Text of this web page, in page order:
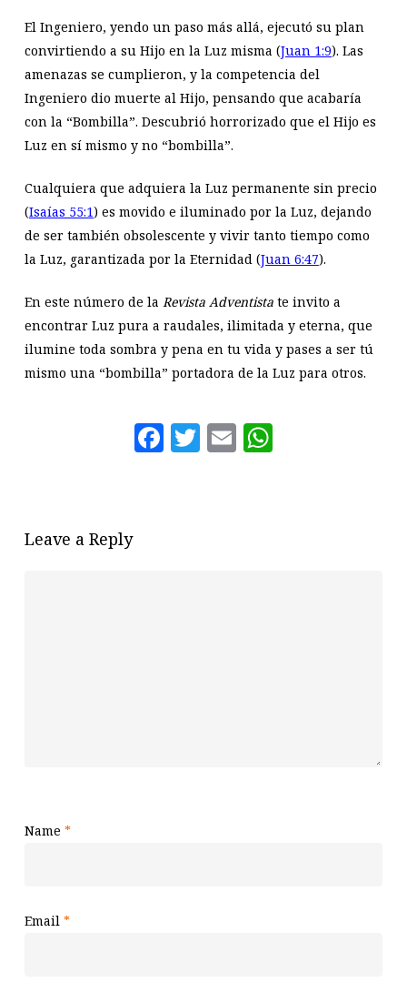
El Ingeniero, yendo un paso más allá, ejecutó su plan
convirtiendo a su Hijo en la Luz misma (Juan 1:9). Las
amenazas se cumplieron, y la competencia del
Ingeniero dio muerte al Hijo, pensando que acabaría
con la “Bombilla”. Descubrió horrorizado que el Hijo es
Luz en sí mismo y no “bombilla”.
Cualquiera que adquiera la Luz permanente sin precio
(Isaías 55:1) es movido e iluminado por la Luz, dejando
de ser también obsolescente y vivir tanto tiempo como
la Luz, garantizada por la Eternidad (Juan 6:47).
En este número de la Revista Adventistate invito a
encontrar Luz pura a raudales, ilimitada y eterna, que
ilumine toda sombra y pena en tu vida y pases a ser tú
mismo una “bombilla” portadora de la Luz para otros.
Facebook
Twitter
Email
Leave a Reply
Name *
Email *